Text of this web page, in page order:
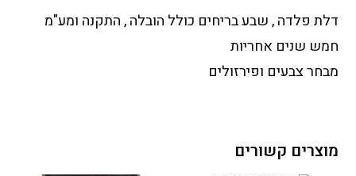
דלת פלדה , שבע בריחים כולל הובלה , התקנה ומע"מ
חמש שנים אחריות
מבחר צבעים ופירזולים
מוצרים קשורים